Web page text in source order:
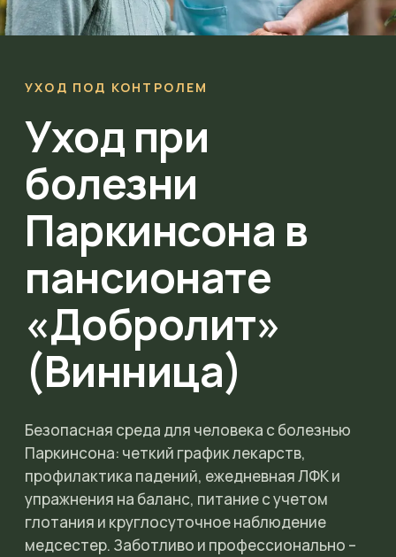
УХОД ПОД КОНТРОЛЕМ
Уход при
болезни
Паркинсона в
пансионате
«Добролит»
(Винница)
Безопасная среда для человека с болезнью
Паркинсона: четкий график лекарств,
профилактика падений, ежедневная ЛФК и
упражнения на баланс, питание с учетом
глотания и круглосуточное наблюдение
медсестер. Заботливо и профессионально –